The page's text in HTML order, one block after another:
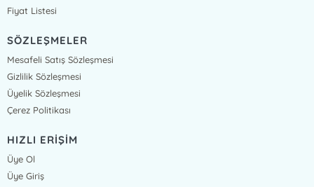
Fiyat Listesi
SÖZLEŞMELER
Mesafeli Satış Sözleşmesi
Gizlilik Sözleşmesi
Üyelik Sözleşmesi
Çerez Politikası
HIZLI ERİŞİM
Üye Ol
Üye Giriş